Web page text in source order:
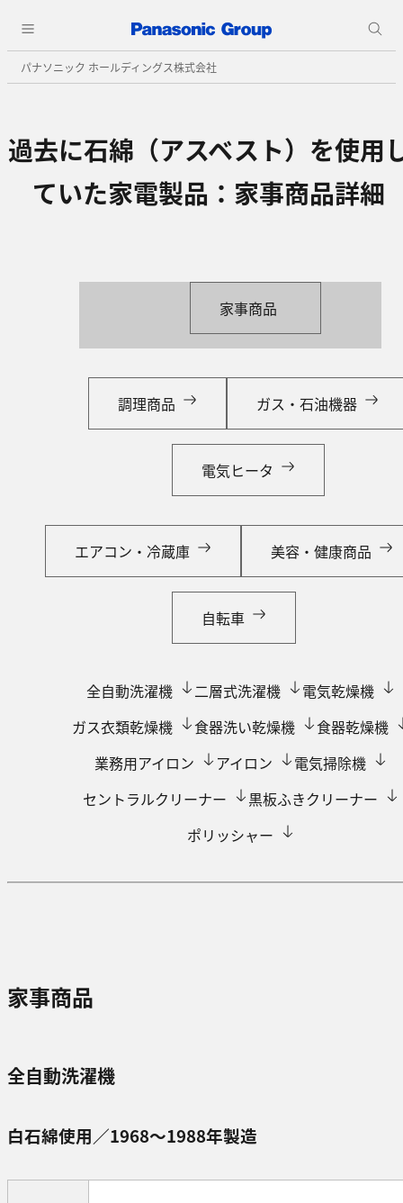
パナソニック ホールディングス株式会社
過去に石綿（アスベスト）を使用
ていた家電製品：家事商品詳細
家事商品
調理商品 ガス・石油機器
電気ヒータ
エアコン・冷蔵庫 美容・健康商品
自転車
全自動洗濯機 二層式洗濯機
電気乾燥機
ガス衣類乾燥機
食器洗い乾燥機
食器乾燥機
業務用アイロン
アイロン
電気掃除機
セントラルクリーナー
黒板ふきクリーナー
ポリッシャー
家事商品
全自動洗濯機
白石綿使用／1968～1988年製造